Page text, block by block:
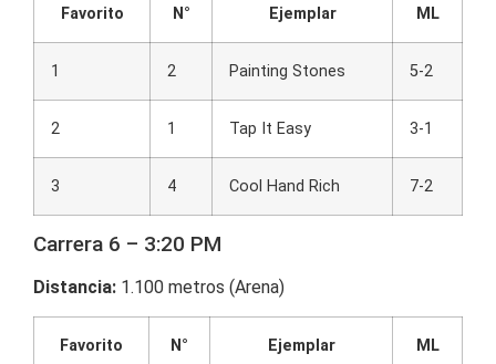
Favorito N° Ejemplar ML
1 2 Painting Stones 5-2
2 1 Tap It Easy 3-1
3 4 Cool Hand Rich 7-2
Carrera 6 – 3:20 PM
Distancia: 1.100 metros (Arena)
Favorito N° Ejemplar ML